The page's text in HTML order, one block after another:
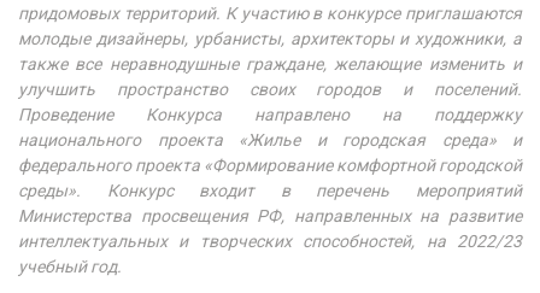
придомовых территорий. К участию в конкурсе приглашаются
молодые дизайнеры, урбанисты, архитекторы и художники, а
также все неравнодушные граждане, желающие изменить и
улучшить пространство своих городов и поселений.
Проведение Конкурса направлено на поддержку
национального проекта «Жилье и городская среда» и
федерального проекта «Формирование комфортной городской
среды». Конкурс входит в перечень мероприятий
Министерства просвещения РФ, направленных на развитие
интеллектуальных и творческих способностей, на 2022/23
учебный год.